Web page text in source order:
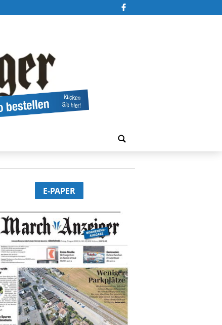
E-PAPER